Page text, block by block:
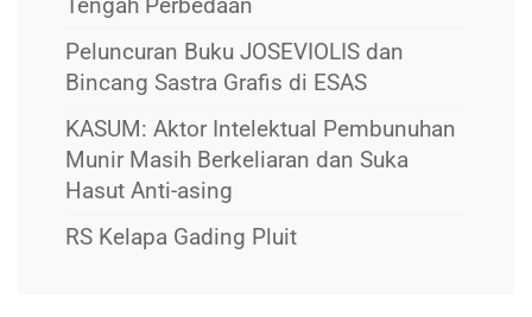
Tengah Perbedaan
Peluncuran Buku JOSEVIOLIS dan
Bincang Sastra Grafis di ESAS
KASUM: Aktor Intelektual Pembunuhan
Munir Masih Berkeliaran dan Suka
Hasut Anti-asing
RS Kelapa Gading Pluit